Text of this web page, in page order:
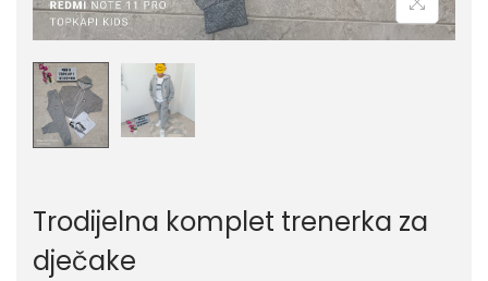
Trodijelna komplet trenerka za
dječake